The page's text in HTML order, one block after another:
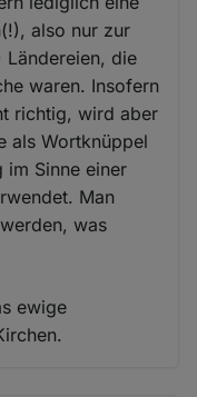
also nur zur
Ländereien, die
waren. Insofern
richtig, wird aber
als Wortknüppel
im Sinne einer
Man
was
ewige